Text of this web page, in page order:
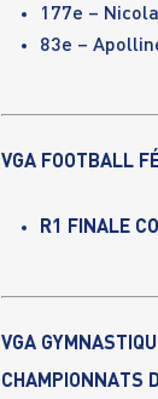
177e –
83e –
VGA FOOTBALL
R1 FINALE
VGA
CHAMPIONNATS